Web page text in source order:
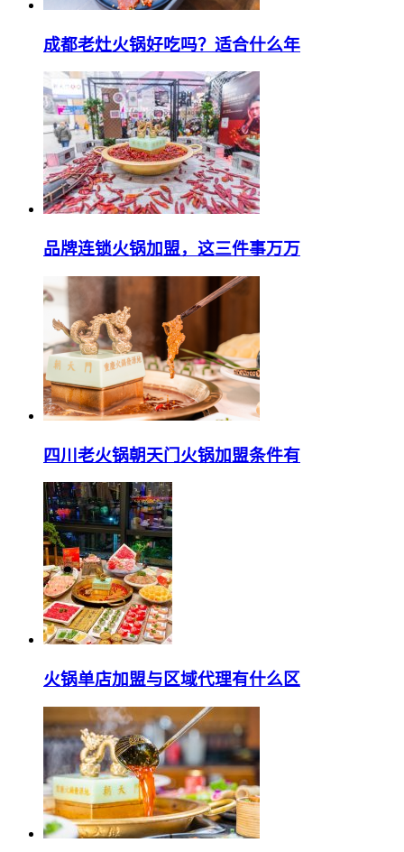
成都老灶火锅好吃吗？适合什么年
品牌连锁火锅加盟，这三件事万万
四川老火锅朝天门火锅加盟条件有
火锅单店加盟与区域代理有什么区